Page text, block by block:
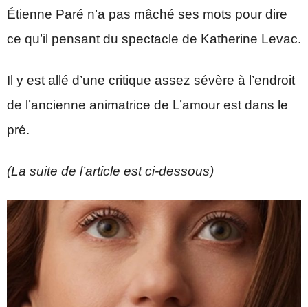
Étienne Paré n’a pas mâché ses mots pour dire
ce qu’il pensant du spectacle de Katherine Levac.
Il y est allé d’une critique assez sévère à l’endroit
de l’ancienne animatrice de L’amour est dans le
pré.
(La suite de l’article est ci-dessous)